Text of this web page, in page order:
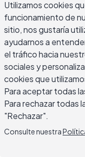
la mayoría de
vencidas fallan
se escriben.
para el flujo de
recuperar un
con el cliente.
recordatorios
etapa, desde
aviso final
comunes que
de enviar y
Utilizamos cookies
funcionamiento de
sitio, nos gustaría
ayudarnos a
el tráfico hacia
sociales y
cookies que
Para aceptar todas
Para rechazar todas
"Rechazar".
Consulte nuestra